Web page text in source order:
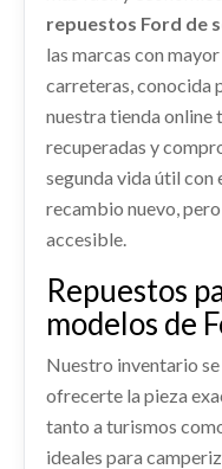
REFUERZO
DV41S10922AK
REFUERZO
Ref: 2236297
110,22 €
CERRADURA
2099457
CERRADURA
usado.
ALETIN
TRANSMISION
TRANSMISION
Ref: 2250351
FORD KUGA II
Ref: 2320073
MOTOR
MOTOR
AMORTIGUADOR
usado.
FORD KUGA II
Ref: 2236235
ELEVALUNAS
1944392
ELEVALUNAS
usado.
Ref:
repuestos Ford de
las marcas con
carreteras, conocida
nuestra tienda online
recuperadas y
segunda vida útil con
recambio nuevo,
accesible.
Repuestos
modelos de
Nuestro inventario
ofrecerte la pieza
tanto a turismos
ideales para